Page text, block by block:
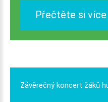
Přečtěte si více
Závěrečný koncert žáků